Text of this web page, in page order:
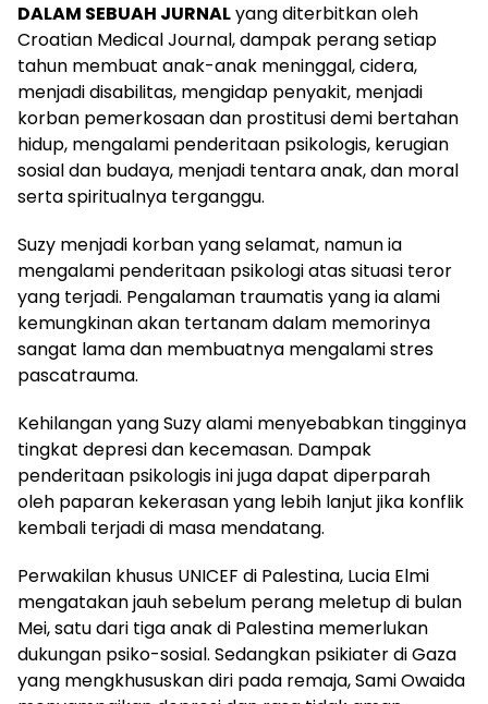
DALAM SEBUAH JURNALyang diterbitkan oleh
Croatian Medical Journal, dampak perang setiap
tahun membuat anak-anak meninggal, cidera,
menjadi disabilitas, mengidap penyakit, menjadi
korban pemerkosaan dan prostitusi demi bertahan
hidup, mengalami penderitaan psikologis, kerugian
sosial dan budaya, menjadi tentara anak, dan moral
serta spiritualnya terganggu.
Suzy menjadi korban yang selamat, namun ia
mengalami penderitaan psikologi atas situasi teror
yang terjadi. Pengalaman traumatis yang ia alami
kemungkinan akan tertanam dalam memorinya
sangat lama dan membuatnya mengalami stres
pascatrauma.
Kehilangan yang Suzy alami menyebabkan tingginya
tingkat depresi dan kecemasan. Dampak
penderitaan psikologis ini juga dapat diperparah
oleh paparan kekerasan yang lebih lanjut jika konflik
kembali terjadi di masa mendatang.
Perwakilan khusus UNICEF di Palestina, Lucia Elmi
mengatakan jauh sebelum perang meletup di bulan
Mei, satu dari tiga anak di Palestina memerlukan
dukungan psiko-sosial. Sedangkan psikiater di Gaza
yang mengkhususkan diri pada remaja, Sami Owaida